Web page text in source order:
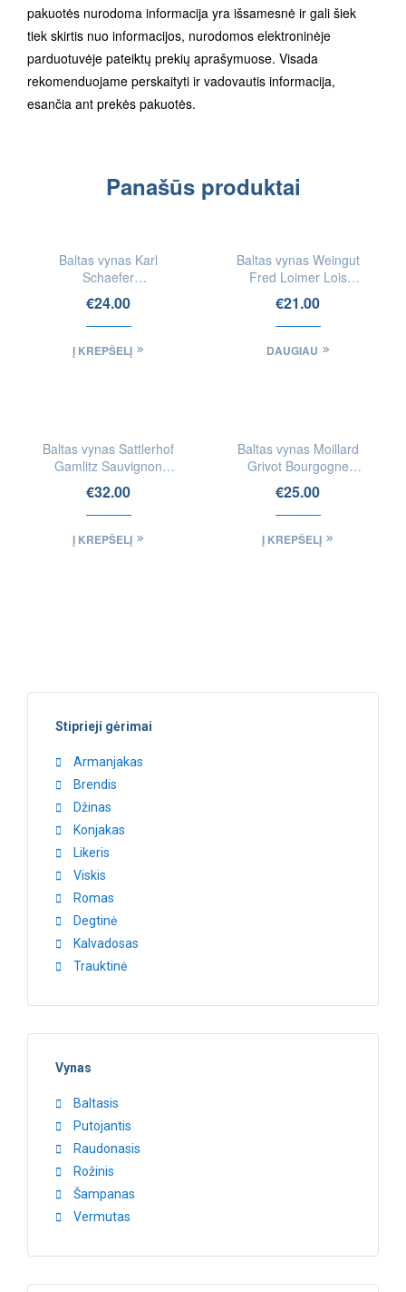
pakuotės nurodoma informacija yra išsamesnė ir gali šiek
tiek skirtis nuo informacijos, nurodomos elektroninėje
parduotuvėje pateiktų prekių aprašymuose. Visada
rekomenduojame perskaityti ir vadovautis informacija,
esančia ant prekės pakuotės.
Panašūs produktai
Baltas vynas Karl
Schaefer
Weissburgunder
Trocken Pfalz (Bio)
€24.00
Į KREPŠELĮ
PARDUOTUVĖSE
Baltas vynas Weingut
Fred Loimer Lois
Gruner Veltliner
Niederostereich
Qualitätswein (Bio)
€21.00
DAUGIAU
Baltas vynas Sattlerhof
Gamlitz Sauvignon
blanc
€32.00
Į KREPŠELĮ
Baltas vynas Moillard
Grivot Bourgogne
Chardonnay
€25.00
Į KREPŠELĮ
Stiprieji gėrimai
Armanjakas
Brendis
Džinas
Konjakas
Likeris
Viskis
Romas
Degtinė
Kalvadosas
Trauktinė
Vynas
Baltasis
Putojantis
Raudonasis
Rožinis
Šampanas
Vermutas